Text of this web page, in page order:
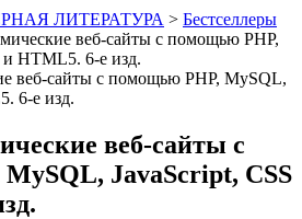
ЛИТЕРАТУРА > Бестселлеры
веб-сайты с помощью PHP,
HTML5. 6-е изд.
веб-сайты с
JavaScript, CSS